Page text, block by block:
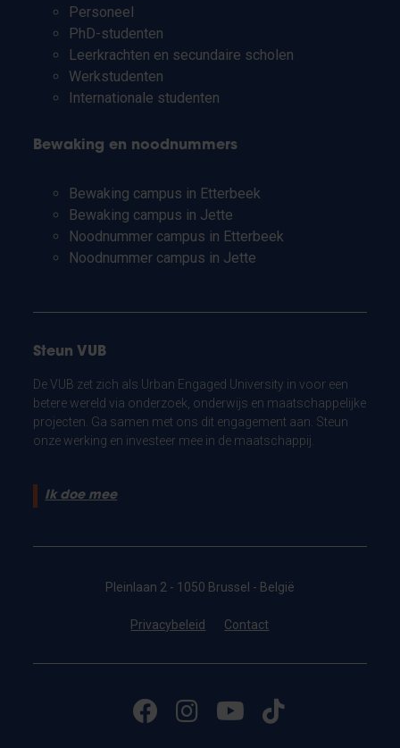
Personeel
PhD-studenten
Leerkrachten en secundaire scholen
Werkstudenten
Internationale studenten
Bewaking en noodnummers
Bewaking campus in Etterbeek
Bewaking campus in Jette
Noodnummer campus in Etterbeek
Noodnummer campus in Jette
Steun VUB
De VUB zet zich als Urban Engaged University in voor een
betere wereld via onderzoek, onderwijs en maatschappelijke
projecten. Ga samen met ons dit engagement aan. Steun
onze werking en investeer mee in de maatschappij.
Ik doe mee
Pleinlaan 2 - 1050 Brussel - België
Privacybeleid Contact